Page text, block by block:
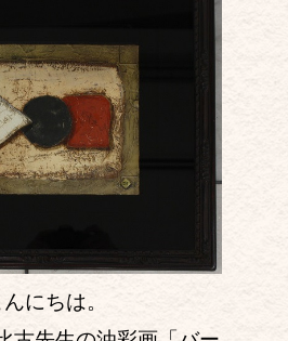
にちは。